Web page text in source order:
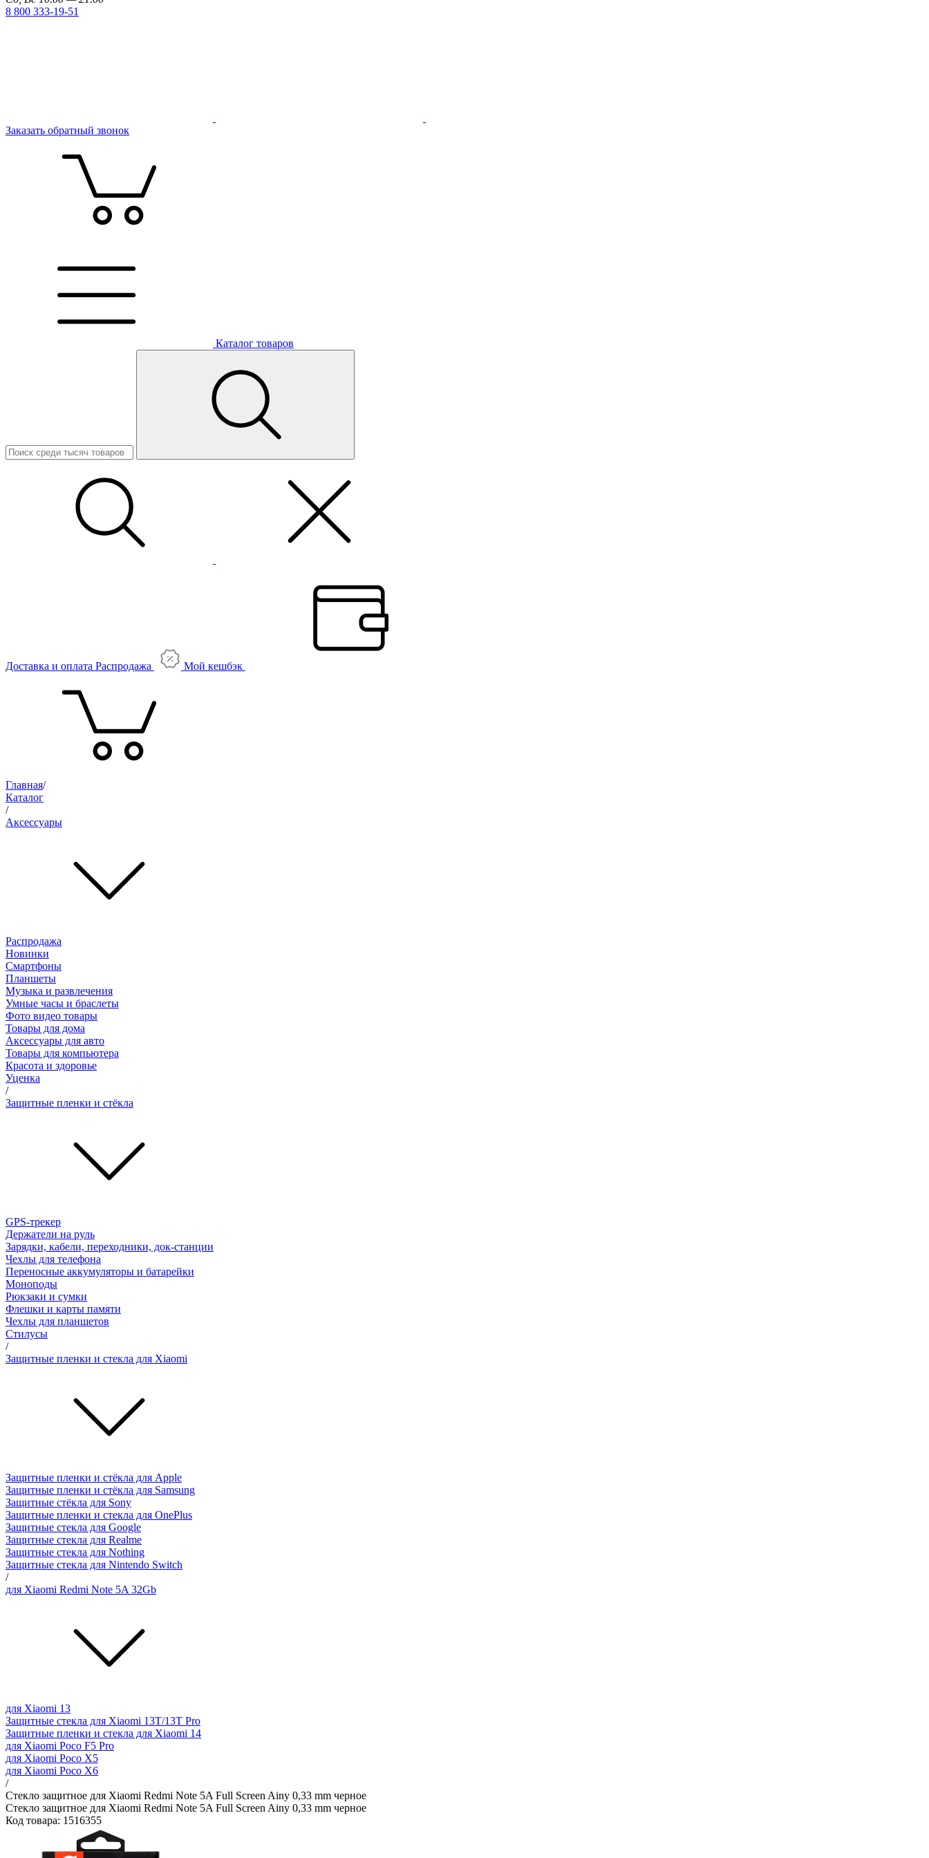
8 800 333-19-51
Заказать обратный звонок
Каталог товаров
Доставка и оплата Распродажа Мой кешбэк
Главная/
Каталог
/
Аксессуары
Распродажа
Новинки
Смартфоны
Планшеты
Музыка и развлечения
Умные часы и браслеты
Фото видео товары
Товары для дома
Аксессуары для авто
Товары для компьютера
Красота и здоровье
Уценка
/
Защитные пленки и стёкла
GPS-трекер
Держатели на руль
Зарядки, кабели, переходники, док-станции
Чехлы для телефона
Переносные аккумуляторы и батарейки
Моноподы
Рюкзаки и сумки
Флешки и карты памяти
Чехлы для планшетов
Стилусы
/
Защитные пленки и стекла для Xiaomi
Защитные пленки и стёкла для Apple
Защитные пленки и стёкла для Samsung
Защитные стёкла для Sony
Защитные пленки и стекла для OnePlus
Защитные стекла для Google
Защитные стекла для Realme
Защитные стекла для Nothing
Защитные стекла для Nintendo Switch
/
для Xiaomi Redmi Note 5A 32Gb
для Xiaomi 13
Защитные стекла для Xiaomi 13T/13T Pro
Защитные пленки и стекла для Xiaomi 14
для Xiaomi Poco F5 Pro
для Xiaomi Poco X5
для Xiaomi Poco X6
/
Стекло защитное для Xiaomi Redmi Note 5A Full Screen Ainy 0,33 mm черное
Стекло защитное для Xiaomi Redmi Note 5A Full Screen Ainy 0,33 mm черное
Код товара: 1516355